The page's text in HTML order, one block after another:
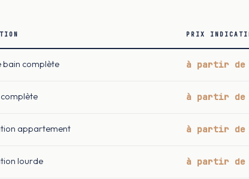
PRIX
bain complète à partir de
complète à partir de
appartement à partir de
lourde à partir de